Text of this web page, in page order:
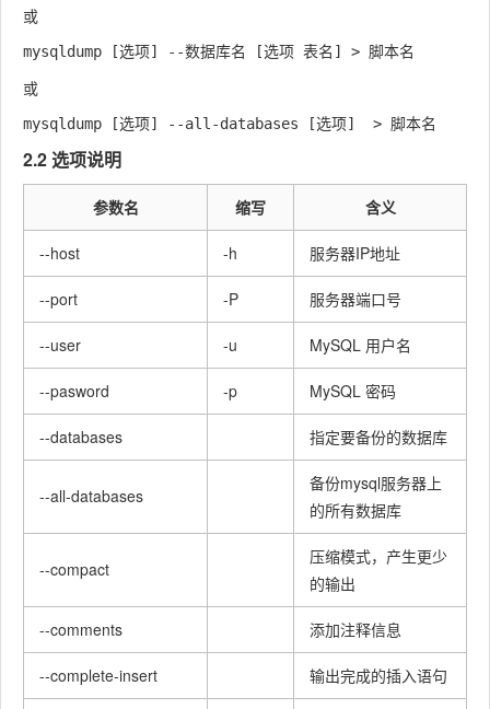
或
或
2.2 选项说明
参数名 缩写 含义
--host -h 服务器IP地址
--port -P 服务器端口号
--user -u MySQL 用户名
--pasword -p MySQL 密码
--databases 指定要备份的数据库
--all-databases
备份mysql服务器上
的所有数据库
--compact
压缩模式，产生更少
的输出
--comments 添加注释信息
--complete-insert 输出完成的插入语句